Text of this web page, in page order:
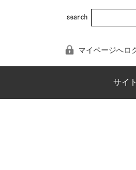
マイページへロ
サイ